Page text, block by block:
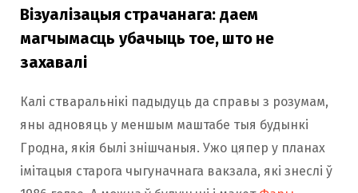
Візуалізацыя страчанага: даем
магчымасць убачыць тое, што не
захавалі
Калі стваральнікі падыдуць да справы з розумам,
яны адновяць у меншым маштабе тыя будынкі
Гродна, якія былі знішчаныя. Ужо цяпер у планах
імітацыя старога чыгуначнага вакзала, які знеслі ў